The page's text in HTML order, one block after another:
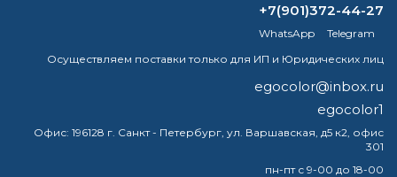
Какая огнезащита является лучшей
Какую температуру выдерживает
Какую температуру выдерживает
краска серебрянка?
+7(901)372-44-27
WhatsApp
Telegram
Осуществляем поставки только для ИП и Юридических лиц
egocolor@inbox.ru
egocolor1
Офис: 196128 г. Санкт - Петербург, ул. Варшавская, д5 к2, офис
301
пн-пт с 9-00 до 18-00